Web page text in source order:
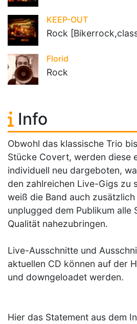
KEEP-OUT
Rock
Florid
Rock
Info
Obwohl das klassische Trio
Stücke Covert, werden diese
individuell neu dargeboten,
den zahlreichen Live-Gigs zu
weiß die Band auch
unplugged dem Publikum alle
Qualität nahezubringen.
Live-Ausschnitte und
aktuellen CD können auf der
und downgeloadet werden.
Hier das Statement aus dem